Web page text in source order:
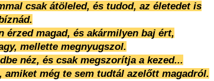
csak átöleled, és tudod, az életedet is
érzed magad, és akármilyen baj ért,
mellette megnyugszol.
néz, és csak megszorítja a kezed...
még te sem tudtál azelőtt magadról.